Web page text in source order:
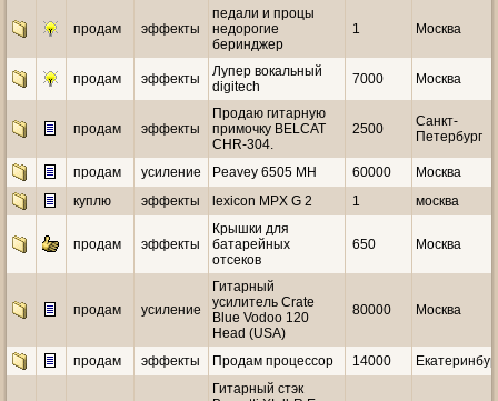
продам эффекты
педали и процы
недорогие
беринджер
1 Москва
продам эффекты
Лупер вокальный
digitech
7000 Москва
продам эффекты
Продаю гитарную
примочку BELCAT
CHR-304.
2500
Санкт-
Петербург
продам усиление Peavey 6505 MH 60000
Москва
куплю
эффекты lexicon MPX G 2 1 москва
продам эффекты
Крышки для
батарейных
отсеков
650 Москва
продам усиление
Гитарный
усилитель Crate
Blue Vodoo 120
Head (USA)
80000 Москва
продам эффекты Продам процессор 14000
Гитарный стэк